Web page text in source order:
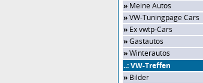
» Meine Autos
»VW-Tuningpage Cars
» Ex vwtp-Cars
»Gastautos
»Winterautos
..: VW-Treffen
» Bilder